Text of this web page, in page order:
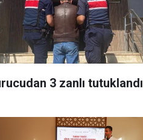
3 zanlı tutuklandı